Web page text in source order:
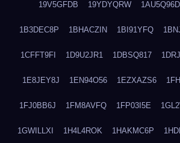
19V5GFDB 19YDYQRW 1AU5Q96D
1B3DEC8P 1BHACZIN 1BI91YFQ
1CFFT9FI 1D9U2JR1 1DBSQ817
1E8JEY8J 1EN94O56 1EZXAZS6
1FJ0BB6J 1FM8AVFQ 1FP03I5E
1GWILLXI 1H4L4ROK 1HAKMC6P